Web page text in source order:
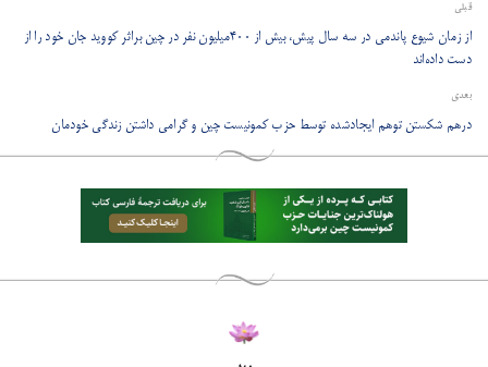
قبلی
از زمان شیوع پاندمی در سه سال پیش، بیش از 400میلیون نفر در چین براثر کووید جان خود را از
دست داده‌اند
بعدی
درهم شکستن توهم ایجادشده توسط حزب کمونیست چین و گرامی داشتن زندگی خودمان